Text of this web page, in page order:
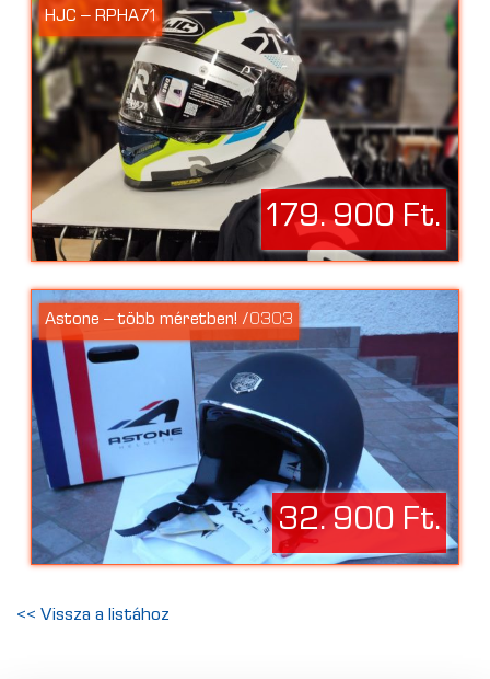
HJC – RPHA71
179. 900 Ft.
Astone – több méretben! /0303
32. 900 Ft.
<< Vissza a listához